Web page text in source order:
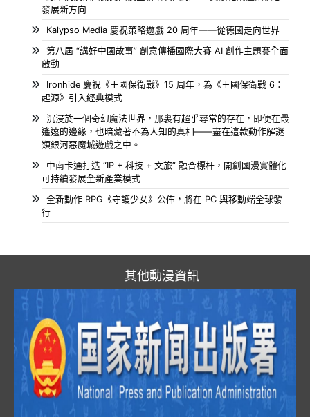
發展新方向
Kalypso Media 慶祝策略遊戲 20 周年——從德國走向世界
第八屆 “講好中國故事” 創意傳播國際大賽 AI 創作主題賽全面
啟動
Ironhide 慶祝《王國保衛戰》15 周年，為《王國保衛戰 6：
起源》引入經典模式
沉浸於一個奇幻魔法世界，那裏有超乎尋常的存在，即便在最
遙遠的邊緣，也暗藏著不為人知的真相——盡在這款動作解謎
類銀河惡魔城遊戲之中。
中南卡通打造 “IP + 科技 + 文旅” 融合標杆，開創國漫實體化
可持續發展全新產業模式
全新動作 RPG《守護少女》公佈，將在 PC 與移動端全球發
行
其他動漫資訊